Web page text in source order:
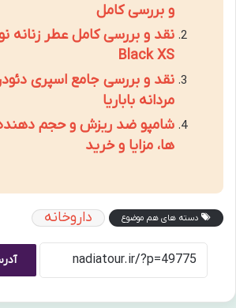
و بررسی کامل
نقد و بررسی کامل عطر زنانه
Black XS
نقد و بررسی جامع اسپری
مردانه باباریا
شامپو ضد ریزش و حجم دهنده
ها، مزایا و خرید
دسته های هم موضوع داروخانه